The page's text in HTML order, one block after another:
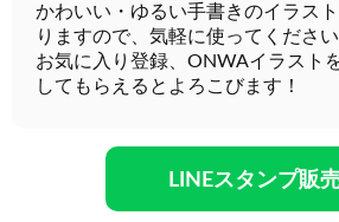
かわいい・ゆるい手書きのイラス
りますので、気軽に使ってください
お気に入り登録、ONWAイラスト
してもらえるとよろこびます！
LINEスタンプ販